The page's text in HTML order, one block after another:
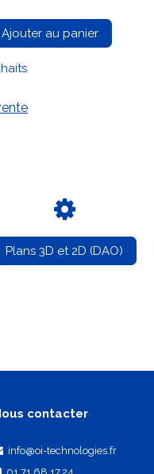
Ajouter au panier
Plans 3D et 2D (DAO)
contacter
info@oi-technologies.fr